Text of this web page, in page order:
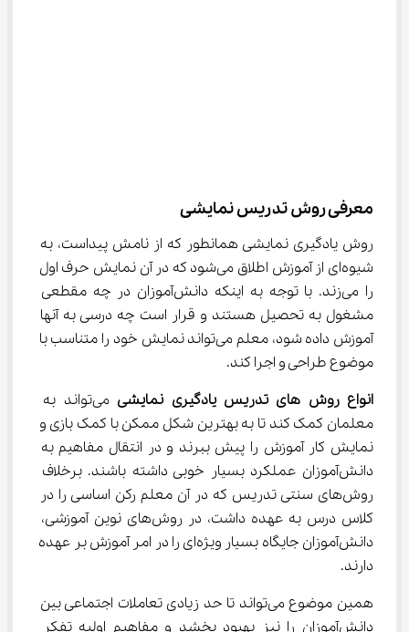
معرفی روش تدریس نمایشی
روش یادگیری نمایشی همانطور که از نامش پیداست، به
شیوه‌ای از آموزش اطلاق می‌شود که در آن نمایش حرف اول
را می‌زند. با توجه به اینکه دانش‌آموزان در چه مقطعی
مشغول به تحصیل هستند و قرار است چه درسی به آنها
آموزش داده شود، معلم می‌تواند نمایش خود را متناسب با
موضوع طراحی و اجرا کند.
انواع روش های تدریس یادگیری نمایشی
می‌تواند به
معلمان کمک کند تا به بهترین شکل ممکن با کمک بازی و
نمایش کار آموزش را پیش ببرند و در انتقال مفاهیم به
دانش‌آموزان عملکرد بسیار خوبی داشته باشند. برخلاف
روش‌های سنتی تدریس که در آن معلم رکن اساسی را در
کلاس درس به عهده داشت، در روش‌های نوین آموزشی،
دانش‌آموزان جایگاه بسیار ویژه‌ای را در امر آموزش بر عهده
دارند.
همین موضوع می‌تواند تا حد زیادی تعاملات اجتماعی بین
دانش‌آموزان را نیز بهبود بخشد و مفاهیم اولیه تفکر